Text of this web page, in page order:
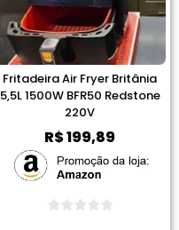
Fritadeira Air Fryer Britânia
5,5L 1500W BFR50 Redstone
220V
R$199,89